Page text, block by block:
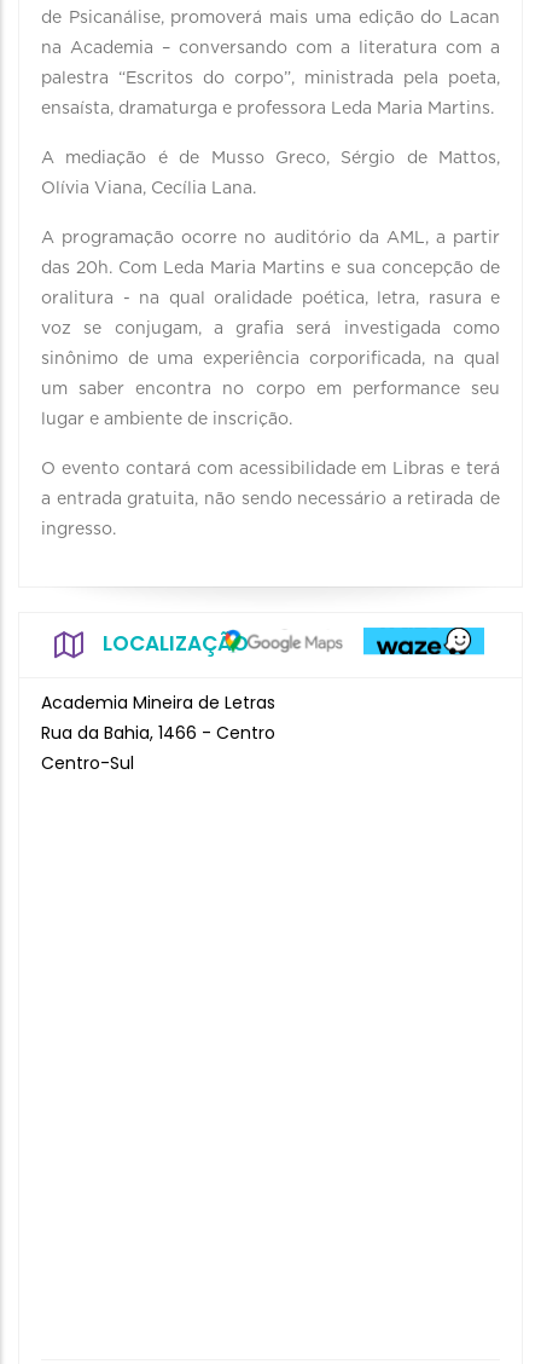
de Psicanálise, promoverá mais uma edição do Lacan
na Academia – conversando com a literatura com a
palestra “Escritos do corpo”, ministrada pela poeta,
ensaísta, dramaturga e professora Leda Maria Martins.
A mediação é de Musso Greco, Sérgio de Mattos,
Olívia Viana, Cecília Lana.
A programação ocorre no auditório da AML, a partir
das 20h. Com Leda Maria Martins e sua concepção de
oralitura - na qual oralidade poética, letra, rasura e
voz se conjugam, a grafia será investigada como
sinônimo de uma experiência corporificada, na qual
um saber encontra no corpo em performance seu
lugar e ambiente de inscrição.
O evento contará com acessibilidade em Libras e terá
a entrada gratuita, não sendo necessário a retirada de
ingresso.
LOCALIZAÇÃO
Academia Mineira de Letras
Rua da Bahia, 1466 - Centro
Centro-Sul